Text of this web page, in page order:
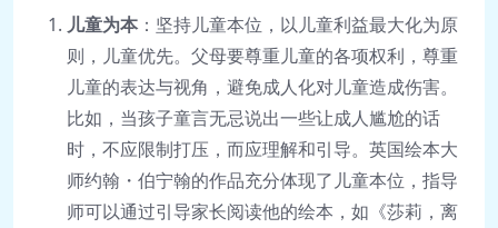
儿童为本：坚持儿童本位，以儿童利益最大化为原
则，儿童优先。父母要尊重儿童的各项权利，尊重
儿童的表达与视角，避免成人化对儿童造成伤害。
比如，当孩子童言无忌说出一些让成人尴尬的话
时，不应限制打压，而应理解和引导。英国绘本大
师约翰・伯宁翰的作品充分体现了儿童本位，指导
师可以通过引导家长阅读他的绘本，如《莎莉，离